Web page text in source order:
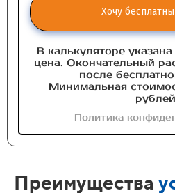
Хочу
В калькуляторе
цена. Окончательный
после
Минимальная
рублей
Политика
Преимущества